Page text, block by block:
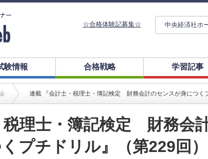
☆合格体験記募集☆ 中央経済社ホ
験情報 合格戦略 学習記事
連載 『会計士・税理士・簿記検定 財務会計のセンスが身につ
税理士・簿記検定 財務会
プチドリル』（第229回